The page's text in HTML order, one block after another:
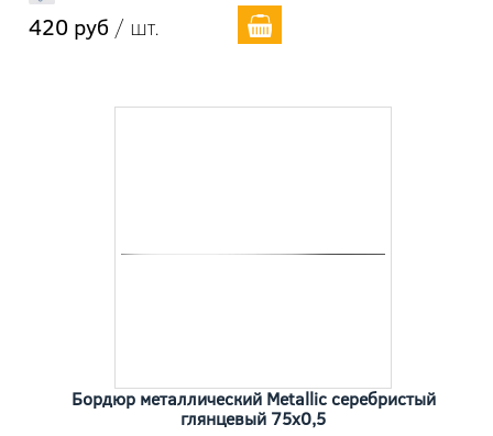
420 руб / шт.
Бордюр металлический Metallic серебристый
глянцевый 75x0,5